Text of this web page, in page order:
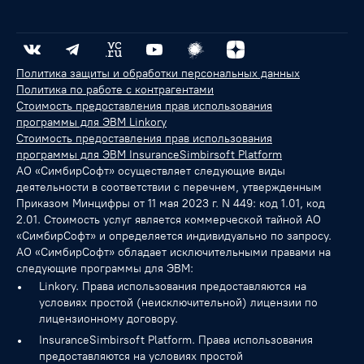
Политика защиты и обработки персональных данных
Политика по работе с контрагентами
Стоимость предоставления прав использования
программы для ЭВМ Linkory
Стоимость предоставления прав использования
программы для ЭВМ InsuranceSimbirsoft Platform
АО «СимбирСофт» осуществляет следующие виды
деятельности в соответствии с перечнем, утвержденным
Приказом Минцифры от 11 мая 2023 г. N 449: код 1.01, код
2.01. Стоимость услуг является коммерческой тайной АО
«СимбирСофт» и определяется индивидуально по запросу.
АО «СимбирСофт» обладает исключительными правами на
следующие программы для ЭВМ:
Linkory. Права использования предоставляются на
условиях простой (неисключительной) лицензии по
лицензионному договору.
InsuranceSimbirsoft Platform. Права использования
предоставляются на условиях простой